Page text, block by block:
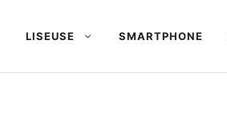
LISEUSE SMARTPHONE